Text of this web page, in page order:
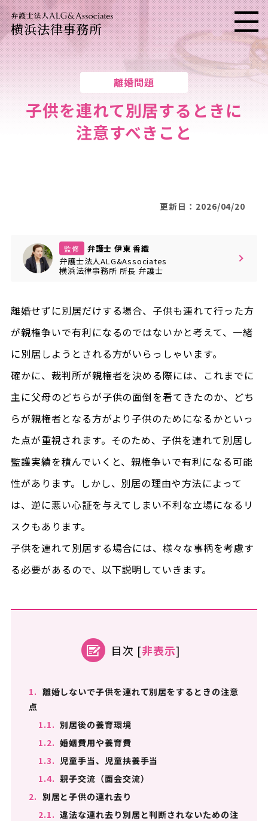
横浜法律事務所 メニ
離婚問題
子供を連れて別居するときに
注意すべきこと
更新日：2026/04/20
監修
弁護士 伊東 香織
弁護士法人ALG&Associates
横浜法律事務所 所長 弁護士
離婚せずに別居だけする場合、子供も連れて行った方
が親権争いで有利になるのではないかと考えて、一緒
に別居しようとされる方がいらっしゃいます。
確かに、裁判所が親権者を決める際には、これまでに
主に父母のどちらが子供の面倒を看てきたのか、どち
らが親権者となる方がより子供のためになるかといっ
た点が重視されます。そのため、子供を連れて別居し
監護実績を積んでいくと、親権争いで有利になる可能
性があります。しかし、別居の理由や方法によって
は、逆に悪い心証を与えてしまい不利な立場になるリ
スクもあります。
子供を連れて別居する場合には、様々な事柄を考慮す
る必要があるので、以下説明していきます。
目次 [非表示]
1. 離婚しないで子供を連れて別居をするときの注意
点
1.1. 別居後の養育環境
1.2. 婚姻費用や養育費
1.3. 児童手当、児童扶養手当
1.4. 親子交流（面会交流）
2. 別居と子供の連れ去り
2.1. 違法な連れ去り別居と判断されないための注